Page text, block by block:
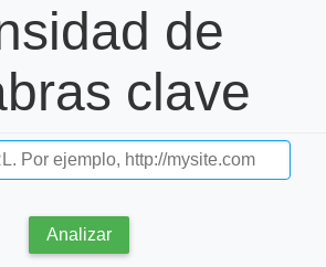
de
clave
Analizar